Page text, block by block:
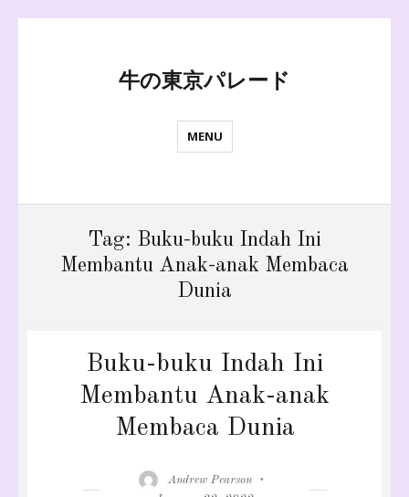
牛の東京パレード
MENU
Tag: Buku-buku Indah Ini
Membantu Anak-anak Membaca
Dunia
Buku-buku Indah Ini
Membantu Anak-anak
Membaca Dunia
Author
Andrew Pearson